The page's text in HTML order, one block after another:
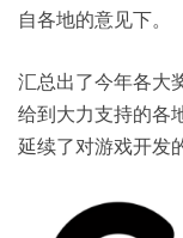
自各地的意见下。
汇总出了今年各大
给到大力支持的各
延续了对游戏开发